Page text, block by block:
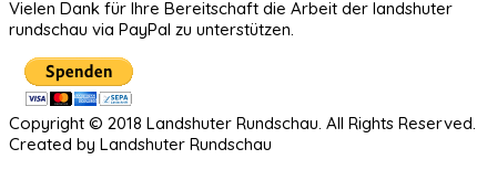
Vielen Dank für Ihre Bereitschaft die Arbeit der landshuter
rundschau via PayPal zu unterstützen.
Copyright © 2018 Landshuter Rundschau. All Rights Reserved.
Created by Landshuter Rundschau